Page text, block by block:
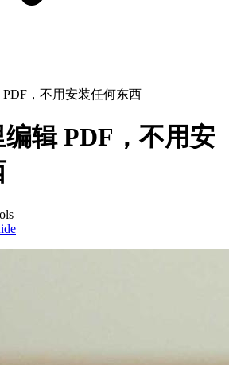
，不用安装任何东西
辑 PDF，不用安